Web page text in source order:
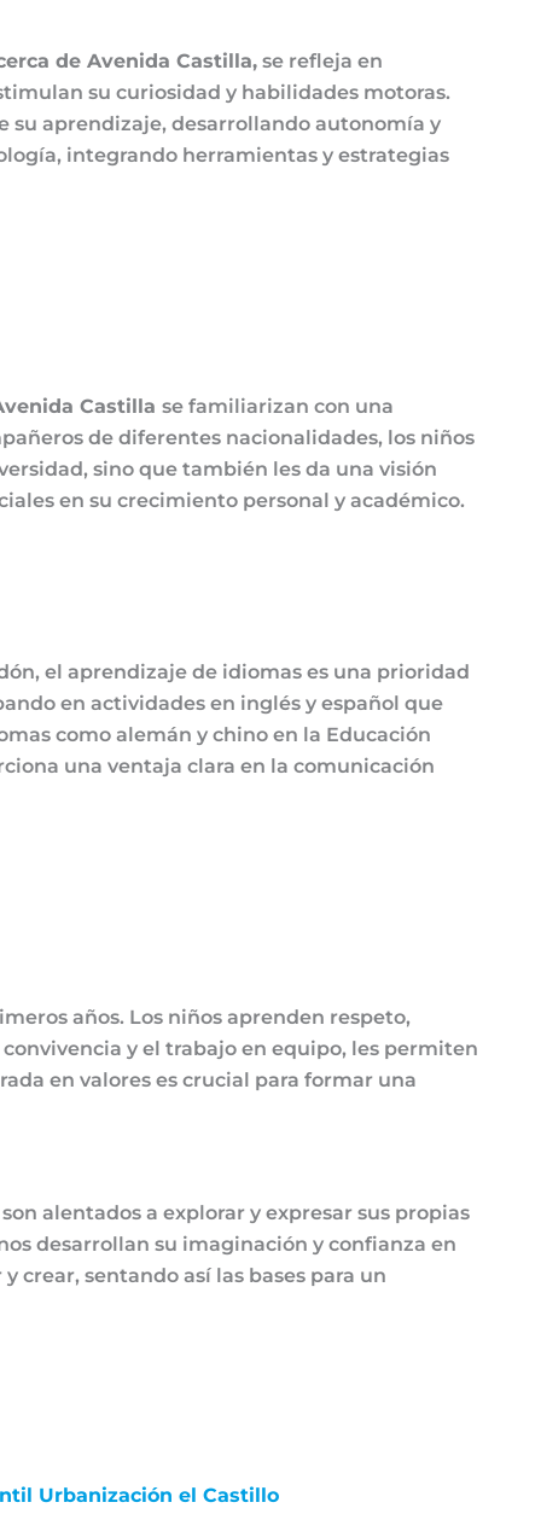
de Avenida Castilla, se refleja en
su curiosidad y habilidades motoras.
su aprendizaje, desarrollando autonomía y
integrando herramientas y estrategias
Castilla se familiarizan con una
de diferentes nacionalidades, los niños
sino que también les da una visión
en su crecimiento personal y académico.
el aprendizaje de idiomas es una prioridad
en actividades en inglés y español que
como alemán y chino en la Educación
una ventaja clara en la comunicación
años. Los niños aprenden respeto,
y el trabajo en equipo, les permiten
en valores es crucial para formar una
alentados a explorar y expresar sus propias
desarrollan su imaginación y confianza en
crear, sentando así las bases para un
Urbanización el Castillo